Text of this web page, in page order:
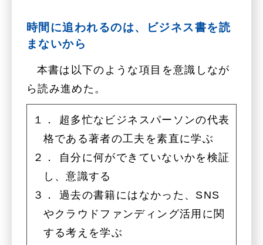
時間に追われるのは、ビジネス書を読
まないから
本書は以下のような項目を意識しなが
ら読み進めた。
１． 超多忙なビジネスパーソンの代表
格である著者の工夫を素直に学ぶ
２． 自分に何ができていないかを検証
し、意識する
３． 過去の書籍にはなかった、SNS
やクラウドファンディング活用に関
する考えを学ぶ